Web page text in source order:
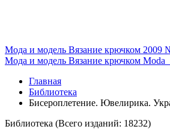
Мода и модель Вязание крючком 2009
Мода и модель Вязание крючком
Главная
Библиотека
Бисероплетение. Ювелирика.
Библиотека (Всего изданий: 18232)